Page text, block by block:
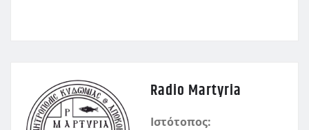
Radio Martyria
Ιστότοπος: